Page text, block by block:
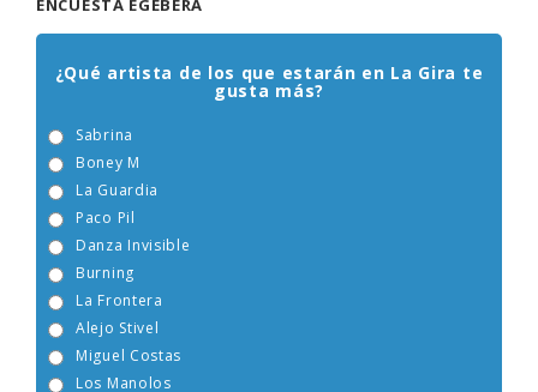
¿Qué artista de los que estarán en La Gira te
gusta más?
Boney M
Burning
Alejo Stivel
Miguel Costas